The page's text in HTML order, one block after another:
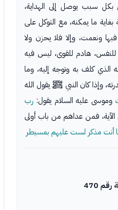
بكل سبب يوصل إلى الهداية،
ما يمكنه، مع التوكل على
ونعمت، وإلا فلا يحزن ولا
هادم للقوى، ليس فيه
كلف به وتوجه إليه، وما
وإذا كان النبي ﷺ يقول الله
وموسى عليه السلام يقول: رب
الآية، فمن عداهم من باب أولى
أنت مذكر لست عليهم بمسيطر
470